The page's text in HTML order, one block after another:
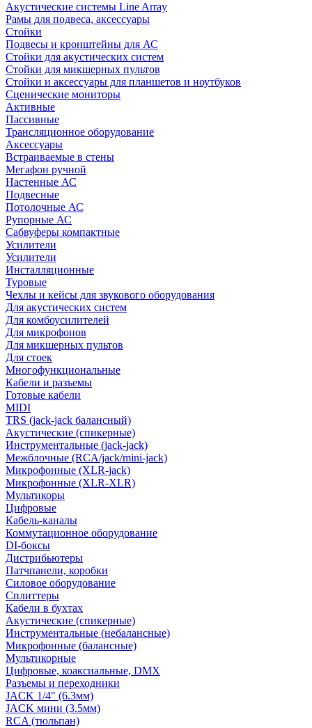
Акустические системы Line Array
Рамы для подвеса, аксессуары
Стойки
Подвесы и кронштейны для АС
Стойки для акустических систем
Стойки для микшерных пультов
Стойки и аксессуары для планшетов и ноутбуков
Сценические мониторы
Активные
Пассивные
Трансляционное оборудование
Аксессуары
Встраиваемые в стены
Мегафон ручной
Настенные АС
Подвесные
Потолочные АС
Рупорные АС
Сабвуферы компактные
Усилители
Усилители
Инсталляционные
Туровые
Чехлы и кейсы для звукового оборудования
Для акустических систем
Для комбоусилителей
Для микрофонов
Для микшерных пультов
Для стоек
Многофункциональные
Кабели и разъемы
Готовые кабели
MIDI
TRS (jack-jack балансный)
Акустические (спикерные)
Инструментальные (jack-jack)
Межблочные (RCA/jack/mini-jack)
Микрофонные (XLR-jack)
Микрофонные (XLR-XLR)
Мультикоры
Цифровые
Кабель-каналы
Коммутационное оборудование
DI-боксы
Дистрибьютеры
Патчпанели, коробки
Силовое оборудование
Сплиттеры
Кабели в бухтах
Акустические (спикерные)
Инструментальные (небалансные)
Микрофонные (балансные)
Мультикорные
Цифровые, коаксиальные, DMX
Разъемы и переходники
JACK 1/4" (6.3мм)
JACK мини (3.5мм)
RCA (тюльпан)